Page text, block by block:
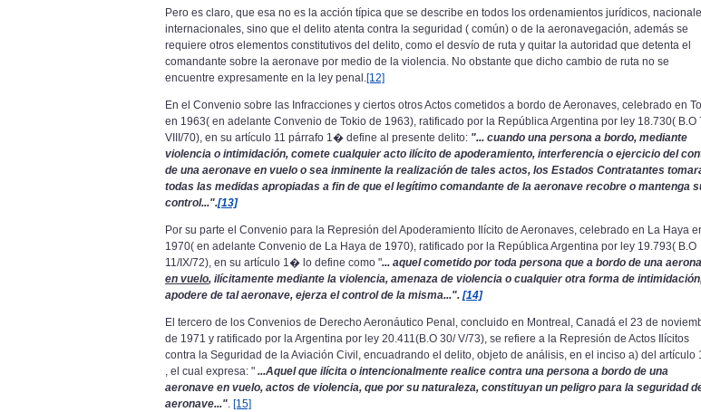
Pero es claro, que esa no es la acción típica que se describe en todos los ordenamientos jurídicos,
internacionales, sino que el delito atenta contra la seguridad ( común) o de la aeronavegación, además se
requiere otros elementos constitutivos del delito, como el desvío de ruta y quitar la autoridad que detenta el
comandante sobre la aeronave por medio de la violencia. No obstante que dicho cambio de ruta no se
encuentre expresamente en la ley penal.[12]
En el Convenio sobre las Infracciones y ciertos otros Actos cometidos a bordo de Aeronaves, celebrado en
en 1963( en adelante Convenio de Tokio de 1963), ratificado por la República Argentina por ley 18.730( B.O
VIII/70), en su artículo 11 párrafo 1� define al presente delito: "... cuando una persona a bordo, mediante
violencia o intimidación, comete cualquier acto ilícito de apoderamiento, interferencia o ejercicio del
de una aeronave en vuelo o sea inminente la realización de tales actos, los Estados Contratantes
todas las medidas apropiadas a fin de que el legítimo comandante de la aeronave recobre o mantenga
control...".[13]
Por su parte el Convenio para la Represión del Apoderamiento Ilícito de Aeronaves, celebrado en La Haya
1970( en adelante Convenio de La Haya de 1970), ratificado por la República Argentina por ley 19.793( B.O
11/IX/72), en su artículo 1� lo define como "... aquel cometido por toda persona que a bordo de una
en vuelo, ilícitamente mediante la violencia, amenaza de violencia o cualquier otra forma de
apodere de tal aeronave, ejerza el control de la misma...". [14]
El tercero de los Convenios de Derecho Aeronáutico Penal, concluido en Montreal, Canadá el 23 de
de 1971 y ratificado por la Argentina por ley 20.411(B.O 30/ V/73), se refiere a la Represión de Actos Ilícitos
contra la Seguridad de la Aviación Civil, encuadrando el delito, objeto de análisis, en el inciso a) del
, el cual expresa: " ...Aquel que ilícita o intencionalmente realice contra una persona a bordo de una
aeronave en vuelo, actos de violencia, que por su naturaleza, constituyan un peligro para la seguridad
aeronave...". [15]